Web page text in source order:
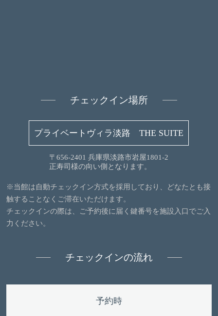
チェックイン場所
プライベートヴィラ淡路 THE SUITE
〒656-2401 兵庫県淡路市岩屋1801-2
正寿司様の向い側となります。
※当館は自動チェックイン方式を採用しており、どなたとも接
触することなくご滞在いただけます。
チェックインの際は、ご予約後に届く鍵番号を施設入口でご入
力ください。
チェックインの流れ
予約時